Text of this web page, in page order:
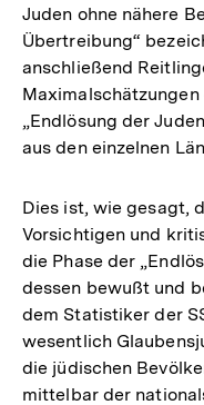
Juden ohne nähere
Übertreibung“
anschließend
„Endlösung der
aus den einzelnen
Dies ist, wie gesagt,
Vorsichtigen und
die Phase der
dessen bewußt und
dem Statistiker der
wesentlich
die jüdischen
mittelbar der